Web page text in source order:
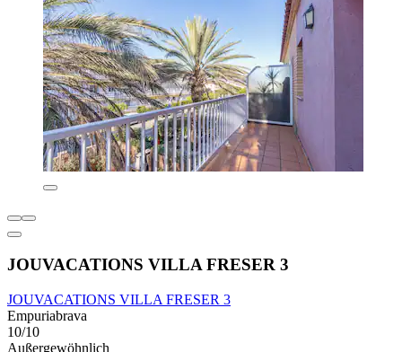
JOUVACATIONS VILLA FRESER 3
JOUVACATIONS VILLA FRESER 3
Empuriabrava
10/10
Außergewöhnlich